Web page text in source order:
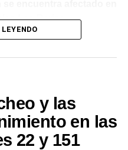
Las Perlas,
bajas de
de agua potable.
se registran valores de
mientras que en
En ambos casos, las
con monitoreo
y las
en las
22 y 151